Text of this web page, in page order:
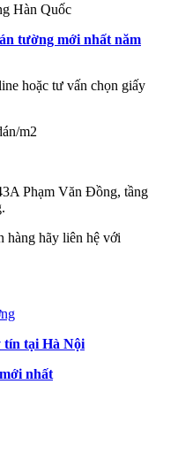
Hàn Quốc
tường mới nhất năm
hoặc tư vấn chọn giấy
m2
Phạm Văn Đồng, tầng
hàng hãy liên hệ với
tín tại Hà Nội
nhất